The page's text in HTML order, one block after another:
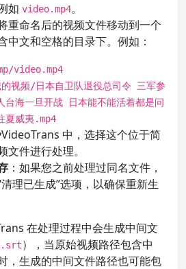
如 video.mp4。
重命名后的视频文件移动到一个
中文和空格的目录下。例如：
video.mp4
视频/日本自卫队退役总司令 三军参
台海一旦开战 日本能不能活着都是问
夏威夷.mp4
中，选择这个位于简
文件进行处理。
：如果您之前处理过同名文件，
理已生成”选项，以确保重新生
在处理过程中会生成中间文
），当原始视频路径包含中
，生成的中间文件路径也可能包